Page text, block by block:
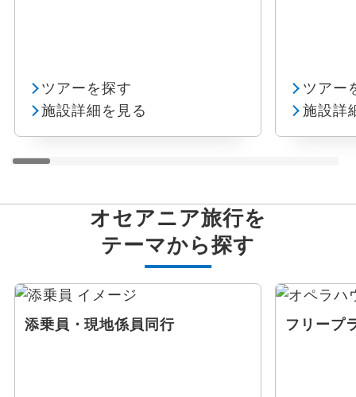
ツアーを探す
施設詳細を見る
ツアー
施設詳
オセアニア旅行を
テーマから探す
添乗員・現地係員同行 フリープ